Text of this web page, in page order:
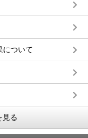
について
見る